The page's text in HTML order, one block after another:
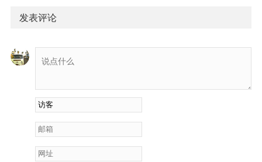
庭运势低迷，未必是不努力生活中很无奈的一种现象：有的家
庭，全员勤恳踏实、拼命打拼，做人做事都无可挑剔，...
发表评论